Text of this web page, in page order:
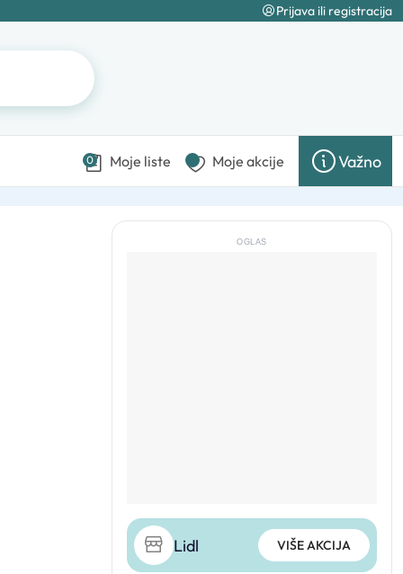
Prijava ili registracija
0 Moje liste Moje akcije Važno
OGLAS
Lidl VIŠE AKCIJA